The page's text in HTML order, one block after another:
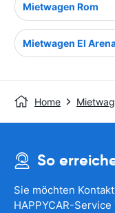
Mietwagen Rom
Mietwagen El
Home
So
Sie möchten
HAPPYCAR-